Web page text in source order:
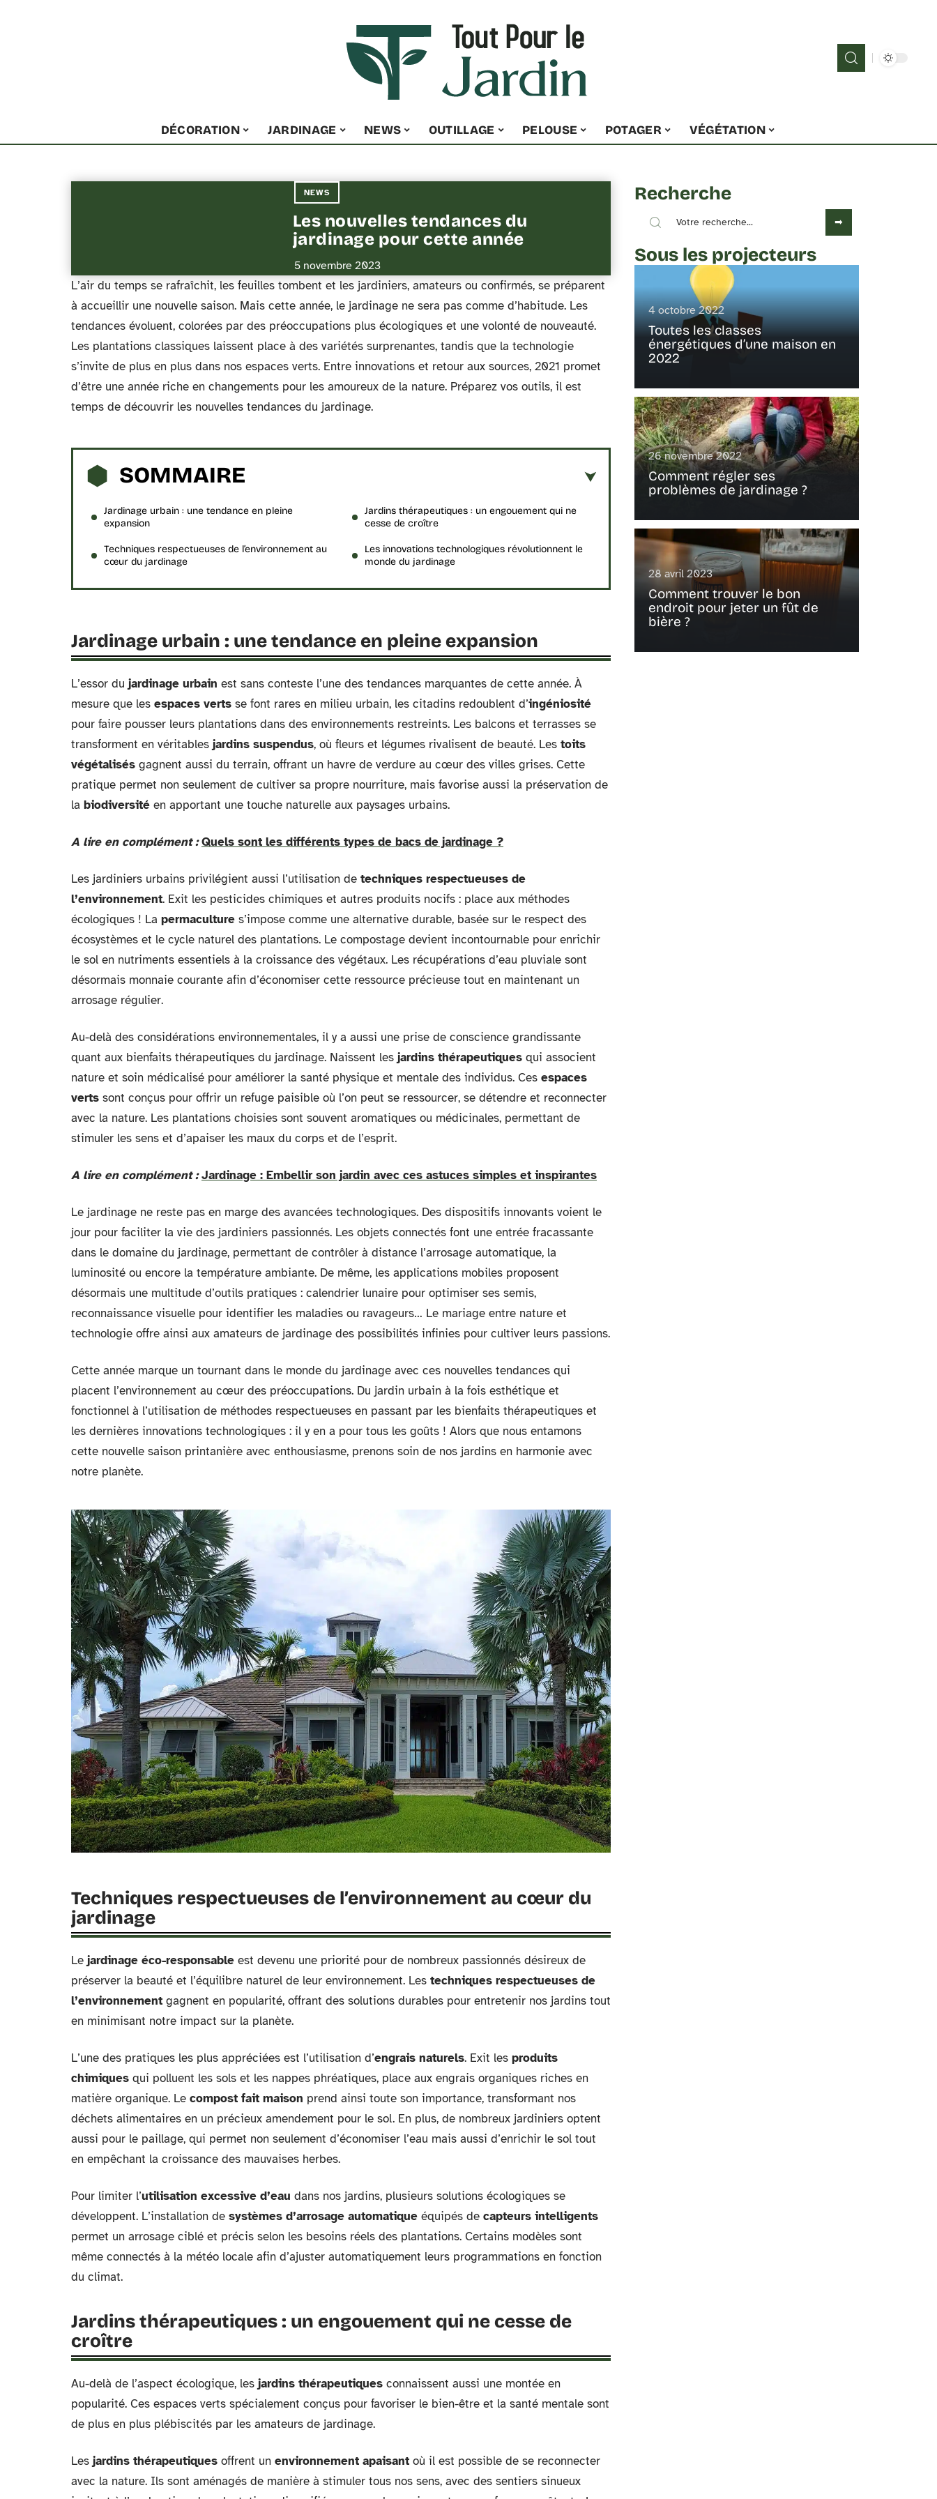
DÉCORATION JARDINAGE NEWS OUTILLAGE PELOUSE POTAGER VÉGÉTATION
NEWS
Les nouvelles tendances du
jardinage pour cette année
5 novembre 2023
L’air du temps se rafraîchit, les feuilles tombent et les jardiniers, amateurs ou confirmés, se préparent
à accueillir une nouvelle saison. Mais cette année, le jardinage ne sera pas comme d’habitude. Les
tendances évoluent, colorées par des préoccupations plus écologiques et une volonté de nouveauté.
Les plantations classiques laissent place à des variétés surprenantes, tandis que la technologie
s’invite de plus en plus dans nos espaces verts. Entre innovations et retour aux sources, 2021 promet
d’être une année riche en changements pour les amoureux de la nature. Préparez vos outils, il est
temps de découvrir les nouvelles tendances du jardinage.
SOMMAIRE
Jardinage urbain : une tendance en pleine
expansion
Techniques respectueuses de l’environnement au
cœur du jardinage
Jardins thérapeutiques : un engouement qui ne
cesse de croître
Les innovations technologiques révolutionnent le
monde du jardinage
Jardinage urbain : une tendance en pleine expansion
L’essor du jardinage urbain est sans conteste l’une des tendances marquantes de cette année. À
mesure que les espaces verts se font rares en milieu urbain, les citadins redoublent d’ingéniosité
pour faire pousser leurs plantations dans des environnements restreints. Les balcons et terrasses se
transforment en véritables jardins suspendus, où fleurs et légumes rivalisent de beauté. Les toits
végétalisés gagnent aussi du terrain, offrant un havre de verdure au cœur des villes grises. Cette
pratique permet non seulement de cultiver sa propre nourriture, mais favorise aussi la préservation de
la biodiversité en apportant une touche naturelle aux paysages urbains.
A lire en complément : Quels sont les différents types de bacs de jardinage ?
Les jardiniers urbains privilégient aussi l’utilisation de techniques respectueuses de
l’environnement. Exit les pesticides chimiques et autres produits nocifs : place aux méthodes
écologiques ! La permaculture s’impose comme une alternative durable, basée sur le respect des
écosystèmes et le cycle naturel des plantations. Le compostage devient incontournable pour enrichir
le sol en nutriments essentiels à la croissance des végétaux. Les récupérations d’eau pluviale sont
désormais monnaie courante afin d’économiser cette ressource précieuse tout en maintenant un
arrosage régulier.
Au-delà des considérations environnementales, il y a aussi une prise de conscience grandissante
quant aux bienfaits thérapeutiques du jardinage. Naissent les jardins thérapeutiques qui associent
nature et soin médicalisé pour améliorer la santé physique et mentale des individus. Ces espaces
verts sont conçus pour offrir un refuge paisible où l’on peut se ressourcer, se détendre et reconnecter
avec la nature. Les plantations choisies sont souvent aromatiques ou médicinales, permettant de
stimuler les sens et d’apaiser les maux du corps et de l’esprit.
A lire en complément : Jardinage : Embellir son jardin avec ces astuces simples et inspirantes
Le jardinage ne reste pas en marge des avancées technologiques. Des dispositifs innovants voient le
jour pour faciliter la vie des jardiniers passionnés. Les objets connectés font une entrée fracassante
dans le domaine du jardinage, permettant de contrôler à distance l’arrosage automatique, la
luminosité ou encore la température ambiante. De même, les applications mobiles proposent
désormais une multitude d’outils pratiques : calendrier lunaire pour optimiser ses semis,
reconnaissance visuelle pour identifier les maladies ou ravageurs… Le mariage entre nature et
technologie offre ainsi aux amateurs de jardinage des possibilités infinies pour cultiver leurs passions.
Cette année marque un tournant dans le monde du jardinage avec ces nouvelles tendances qui
placent l’environnement au cœur des préoccupations. Du jardin urbain à la fois esthétique et
fonctionnel à l’utilisation de méthodes respectueuses en passant par les bienfaits thérapeutiques et
les dernières innovations technologiques : il y en a pour tous les goûts ! Alors que nous entamons
cette nouvelle saison printanière avec enthousiasme, prenons soin de nos jardins en harmonie avec
notre planète.
Techniques respectueuses de l’environnement au cœur du
jardinage
Le jardinage éco-responsable est devenu une priorité pour de nombreux passionnés désireux de
préserver la beauté et l’équilibre naturel de leur environnement. Les techniques respectueuses de
l’environnement gagnent en popularité, offrant des solutions durables pour entretenir nos jardins tout
en minimisant notre impact sur la planète.
L’une des pratiques les plus appréciées est l’utilisation d’engrais naturels. Exit les produits
chimiques qui polluent les sols et les nappes phréatiques, place aux engrais organiques riches en
matière organique. Le compost fait maison prend ainsi toute son importance, transformant nos
déchets alimentaires en un précieux amendement pour le sol. En plus, de nombreux jardiniers optent
aussi pour le paillage, qui permet non seulement d’économiser l’eau mais aussi d’enrichir le sol tout
en empêchant la croissance des mauvaises herbes.
Pour limiter l’utilisation excessive d’eau dans nos jardins, plusieurs solutions écologiques se
développent. L’installation de systèmes d’arrosage automatique équipés de capteurs intelligents
permet un arrosage ciblé et précis selon les besoins réels des plantations. Certains modèles sont
même connectés à la météo locale afin d’ajuster automatiquement leurs programmations en fonction
du climat.
Jardins thérapeutiques : un engouement qui ne cesse de
croître
Au-delà de l’aspect écologique, les jardins thérapeutiques connaissent aussi une montée en
popularité. Ces espaces verts spécialement conçus pour favoriser le bien-être et la santé mentale sont
de plus en plus plébiscités par les amateurs de jardinage.
Les jardins thérapeutiques offrent un environnement apaisant où il est possible de se reconnecter
avec la nature. Ils sont aménagés de manière à stimuler tous nos sens, avec des sentiers sinueux
Recherche
Sous les projecteurs
4 octobre 2022
Toutes les classes
énergétiques d’une maison en
2022
26 novembre 2022
Comment régler ses
problèmes de jardinage ?
28 avril 2023
Comment trouver le bon
endroit pour jeter un fût de
bière ?